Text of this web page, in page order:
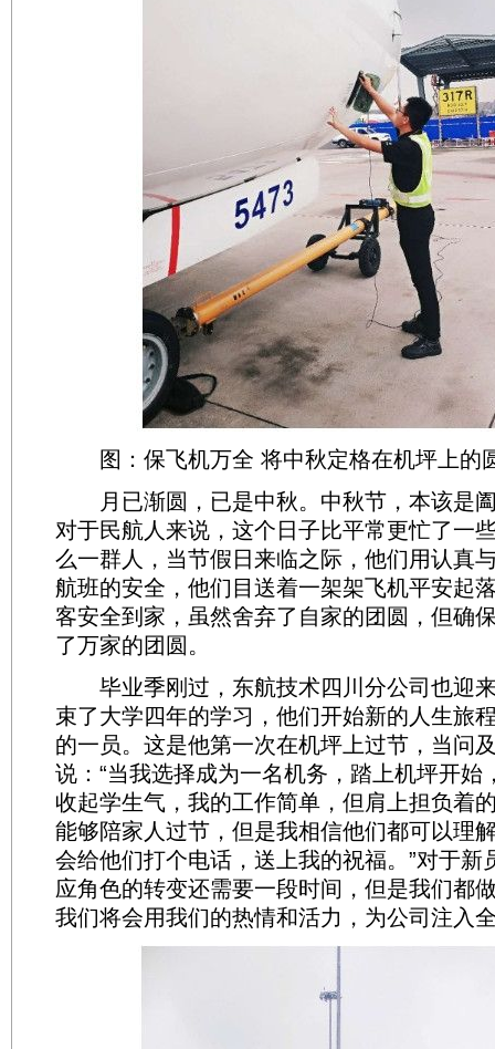
图：保飞机万全 将中秋定格在机坪上的
月已渐圆，已是中秋。中秋节，本该是
对于民航人来说，这个日子比平常更忙了一
么一群人，当节假日来临之际，他们用认真
航班的安全，他们目送着一架架飞机平安起
客安全到家，虽然舍弃了自家的团圆，但确
了万家的团圆。
毕业季刚过，东航技术四川分公司也迎
束了大学四年的学习，他们开始新的人生旅
的一员。这是他第一次在机坪上过节，当问
说：“当我选择成为一名机务，踏上机坪开始
收起学生气，我的工作简单，但肩上担负着
能够陪家人过节，但是我相信他们都可以理
会给他们打个电话，送上我的祝福。”对于新
应角色的转变还需要一段时间，但是我们都
我们将会用我们的热情和活力，为公司注入